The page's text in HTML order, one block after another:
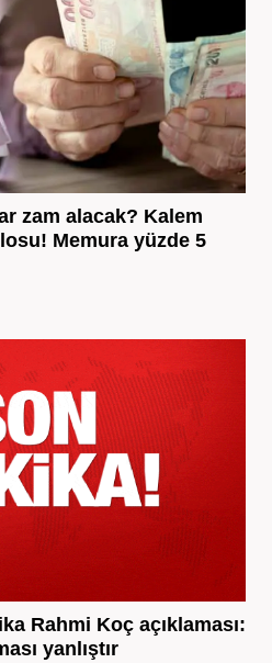
zam alacak? Kalem
Memura yüzde 5
Rahmi Koç açıklaması:
yanlıştır